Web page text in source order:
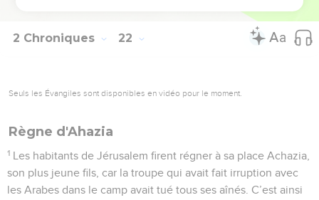
2 Chroniques 22
Seuls les Évangiles sont disponibles en vidéo pour le moment.
Règne d'Ahazia
1 Les habitants de Jérusalem firent régner à sa place Achazia,
son plus jeune fils, car la troupe qui avait fait irruption avec
les Arabes dans le camp avait tué tous ses aînés. C’est ainsi